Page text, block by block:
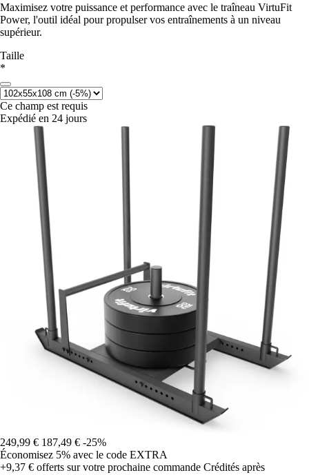
Maximisez votre puissance et performance avec le traîneau VirtuFit
Power, l'outil idéal pour propulser vos entraînements à un niveau
supérieur.
Taille
*
Ce champ est requis
Expédié en 24 jours
249,99 € 187,49 € -25%
Économisez 5% avec le code EXTRA
+9,37 € offerts sur votre prochaine commande Crédités après